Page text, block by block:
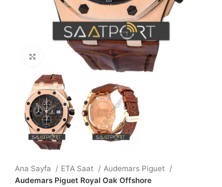
Büyütmek için tıklayın
Ana Sayfa ETA Saat
Audemars Piguet
Audemars Piguet Royal Oak Offshore